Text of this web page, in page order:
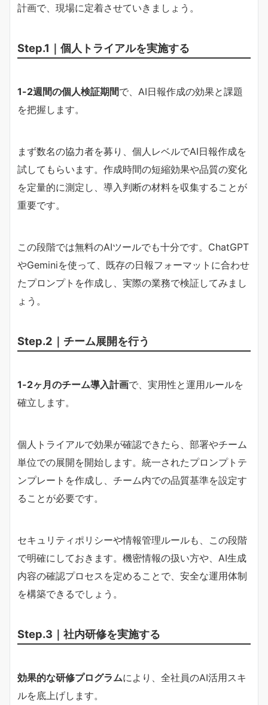
計画で、現場に定着させていきましょう。
Step.1｜個人トライアルを実施する
1-2週間の個人検証期間で、AI日報作成の効果と課題
を把握します。
まず数名の協力者を募り、個人レベルでAI日報作成を
試してもらいます。作成時間の短縮効果や品質の変化
を定量的に測定し、導入判断の材料を収集することが
重要です。
この段階では無料のAIツールでも十分です。ChatGPT
やGeminiを使って、既存の日報フォーマットに合わせ
たプロンプトを作成し、実際の業務で検証してみまし
ょう。
Step.2｜チーム展開を行う
1-2ヶ月のチーム導入計画で、実用性と運用ルールを
確立します。
個人トライアルで効果が確認できたら、部署やチーム
単位での展開を開始します。統一されたプロンプトテ
ンプレートを作成し、チーム内での品質基準を設定す
ることが必要です。
セキュリティポリシーや情報管理ルールも、この段階
で明確にしておきます。機密情報の扱い方や、AI生成
内容の確認プロセスを定めることで、安全な運用体制
を構築できるでしょう。
Step.3｜社内研修を実施する
効果的な研修プログラムにより、全社員のAI活用スキ
ルを底上げします。